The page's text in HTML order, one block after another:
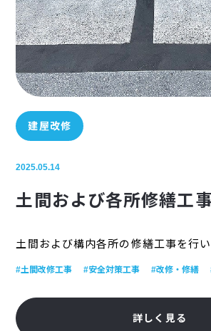
建屋改修
2025.05.14
土間および各所修繕工
土間および構内各所の修繕工事を行い
#土間改修工事 #安全対策工事 #改修・修繕
詳しく見る